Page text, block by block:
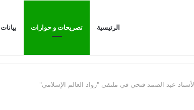
الرئيسية تصريحات و حوارات بيانات
عبد الصمد فتحي في ملتقى "رواد العالم الإسلامي"